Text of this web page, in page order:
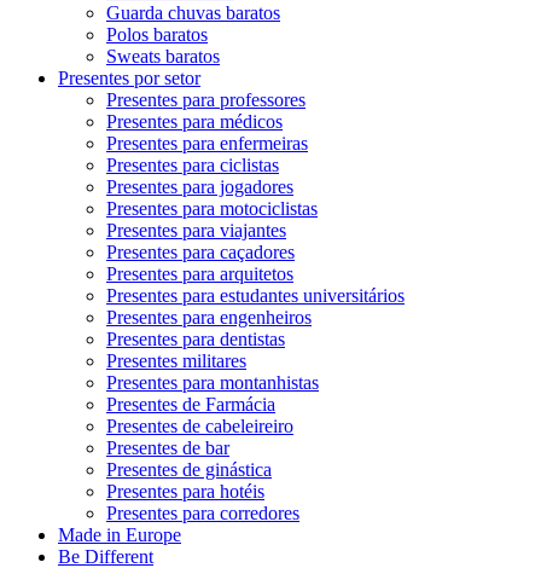
Guarda chuvas baratos
Polos baratos
Sweats baratos
Presentes por setor
Presentes para professores
Presentes para médicos
Presentes para enfermeiras
Presentes para ciclistas
Presentes para jogadores
Presentes para motociclistas
Presentes para viajantes
Presentes para caçadores
Presentes para arquitetos
Presentes para estudantes universitários
Presentes para engenheiros
Presentes para dentistas
Presentes militares
Presentes para montanhistas
Presentes de Farmácia
Presentes de cabeleireiro
Presentes de bar
Presentes de ginástica
Presentes para hotéis
Presentes para corredores
Made in Europe
Be Different